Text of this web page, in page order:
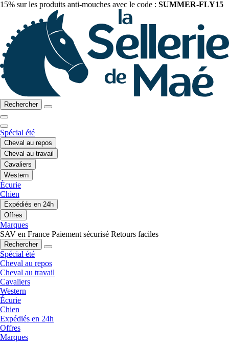
15% sur les produits anti-mouches avec le code : SUMMER-FLY15
Rechercher
Spécial été
Cheval au repos
Cheval au travail
Cavaliers
Western
Écurie
Chien
Expédiés en 24h
Offres
Marques
SAV en France Paiement sécurisé Retours faciles
Rechercher
Spécial été
Cheval au repos
Cheval au travail
Cavaliers
Western
Écurie
Chien
Expédiés en 24h
Offres
Marques